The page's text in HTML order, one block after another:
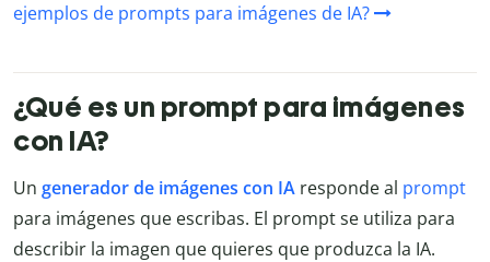
ejemplos de prompts para imágenes de IA?
¿Qué es un prompt para imágenes
con IA?
Un generador de imágenes con IA responde al prompt
para imágenes que escribas. El prompt se utiliza para
describir la imagen que quieres que produzca la IA.